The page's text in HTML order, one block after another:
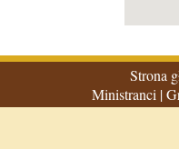
Strona
Ministranci |